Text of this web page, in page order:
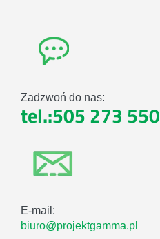
Zadzwoń do nas:
tel.:505 273 550
E-mail:
biuro@projektgamma.pl